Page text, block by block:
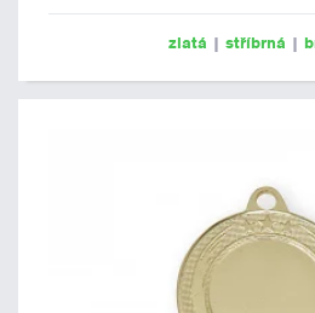
zlatá | stříbrná |